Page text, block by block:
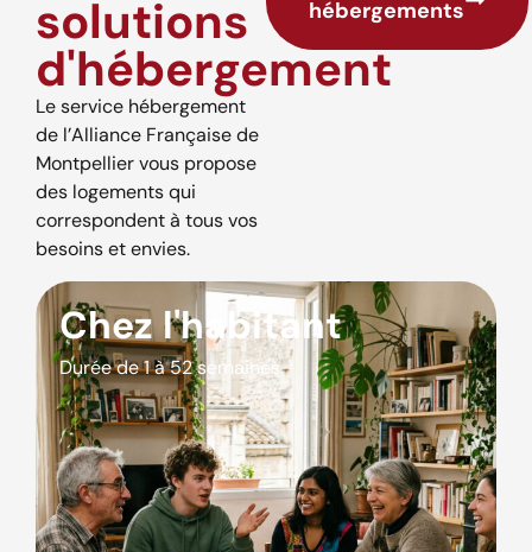
solutions
d'hébergement
Le service hébergement
de l’Alliance Française de
Montpellier vous propose
des logements qui
correspondent à tous vos
besoins et envies.
hébergements
Chez l'habitant
Durée de 1 à 52 semaines